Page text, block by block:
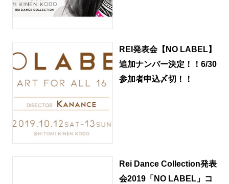
REI発表会【NO LABEL】
追加ナンバー決定！！6/30
参加者申込〆切！！
Rei Dance Collection発表
会2019「NO LABEL」コ